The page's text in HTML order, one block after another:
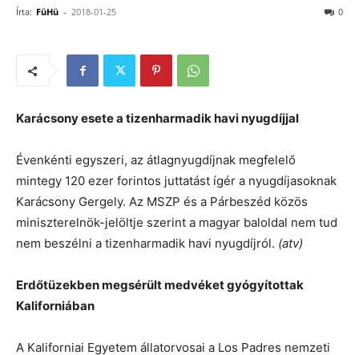
Írta: FüHü - 2018-01-25 0
Karácsony esete a tizenharmadik havi nyugdíjjal
Évenkénti egyszeri, az átlagnyugdíjnak megfelelő
mintegy 120 ezer forintos juttatást ígér a nyugdíjasoknak
Karácsony Gergely. Az MSZP és a Párbeszéd közös
miniszterelnök-jelöltje szerint a magyar baloldal nem tud
nem beszélni a tizenharmadik havi nyugdíjról. (atv)
Erdőtüzekben megsérült medvéket gyógyítottak
Kaliforniában
A Kaliforniai Egyetem állatorvosai a Los Padres nemzeti